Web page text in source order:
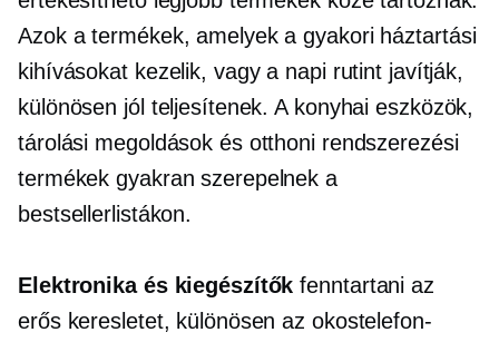
Azok a termékek, amelyek a gyakori háztartási
kihívásokat kezelik, vagy a napi rutint javítják,
különösen jól teljesítenek. A konyhai eszközök,
tárolási megoldások és otthoni rendszerezési
termékek gyakran szerepelnek a
bestsellerlistákon.
Elektronika és kiegészítők fenntartani az
erős keresletet, különösen az okostelefon-